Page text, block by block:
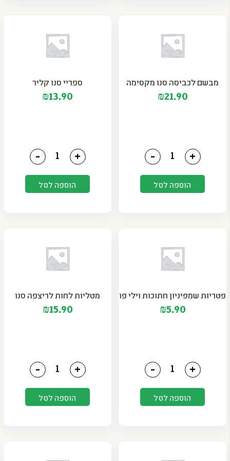
מבשם לכביסה סנו מקסימה
₪21.90
כמות של מבשם לכביסה סנו מקסימה
+
-
הוספה לסל
ספריי סנו קליר
₪13.90
כמות של ספריי סנו קליר
+
-
הוספה לסל
פטריות שמפיניון חתוכות וילי פו
₪5.90
כמות של פטריות שמפיניון חתוכות וילי פו
+
-
הוספה לסל
מטליות לחות לריצפה סנו
₪15.90
כמות של מטליות לחות
+
-
הוספה לסל